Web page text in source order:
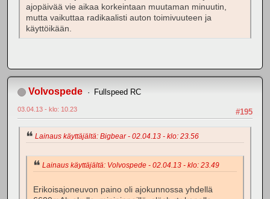
ajopäivää vie aikaa korkeintaan muutaman minuutin,
mutta vaikuttaa radikaalisti auton toimivuuteen ja
käyttöikään.
Volvospede Fullspeed RC
#195
03.04.13 - klo: 10.23
Lainaus käyttäjältä: Bigbear - 02.04.13 - klo: 23.56
Lainaus käyttäjältä: Volvospede - 02.04.13 - klo: 23.49
Erikoisajoneuvon paino oli ajokunnossa yhdellä